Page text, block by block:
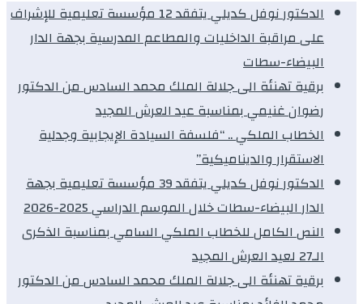
الدكتور نوفل كديلي يتفقد 12 مؤسسة تعليمية للإشراف
على مراقبة الداخليات والمطاعم المدرسية بجهة الدار
البيضاء-سطات
برقية تهنئة الى جلالة الملك محمد السادس من الدكتور
رضوان غنيمي بمناسبة عيد العرش المجيد
الخطاب الملكي .. “فلسفة السيادة الإيجابية وجدلية
الاستقرار والديناميكية”
الدكتور نوفل كديلي يتفقد 39 مؤسسة تعليمية بجهة
الدار البيضاء-سطات خلال الموسم الدراسي 2025-2026
النص الكامل للخطاب الملكي السامي بمناسبة الذكرى
الـ27 لعيد العرش المجيد
برقية تهنئة الى جلالة الملك محمد السادس من الدكتور